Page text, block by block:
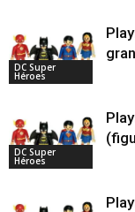
DC Super
Héroes
DC Super
Héroes